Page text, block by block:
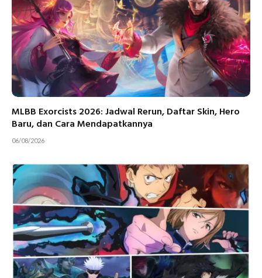
MLBB Exorcists 2026: Jadwal Rerun, Daftar Skin, Hero
Baru, dan Cara Mendapatkannya
06/08/2026